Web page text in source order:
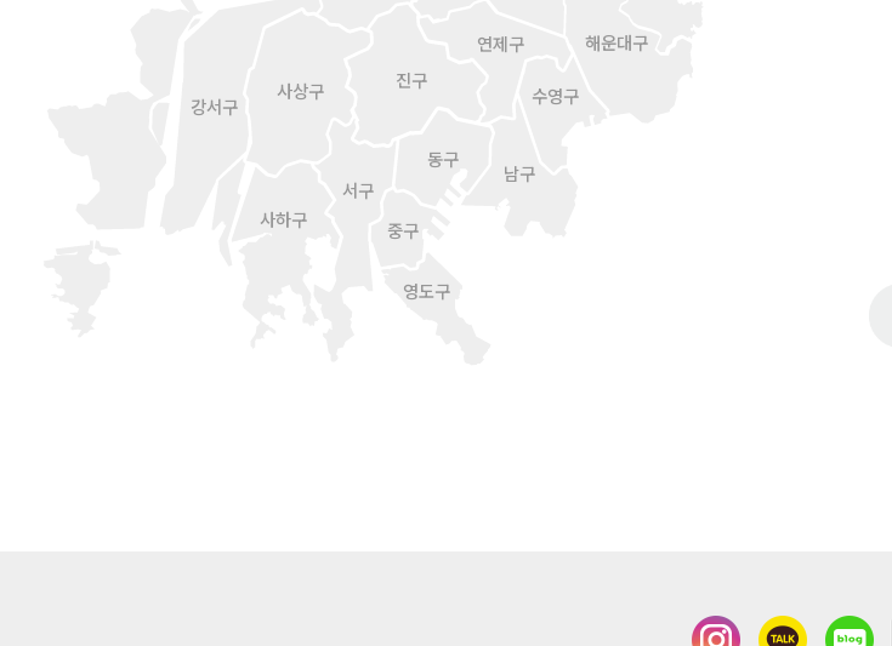
영도구
남구
강서구
사하구 중구
서구
해운대구
수영구
연제구
진구
동구
사상구